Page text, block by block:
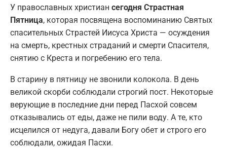
У православных христиан сегодня Страстная
Пятница, которая посвящена воспоминанию Святых
спасительных Страстей Иисуса Христа — осуждения
на смерть, крестных страданий и смерти Спасителя,
снятию с Креста и погребению его тела.
В старину в пятницу не звонили колокола. В день
великой скорби соблюдали строгий пост. Некоторые
верующие в последние дни перед Пасхой совсем
отказывались от еды, даже не пили воду. А те, кто
исцелился от недуга, давали Богу обет и строго его
соблюдали, ожидая Пасхи.